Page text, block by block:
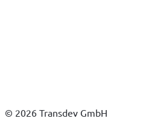
© 2026 Transdev GmbH